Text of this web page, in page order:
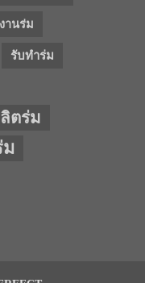
านร่ม
รับทำร่ม
ตร่ม
ม